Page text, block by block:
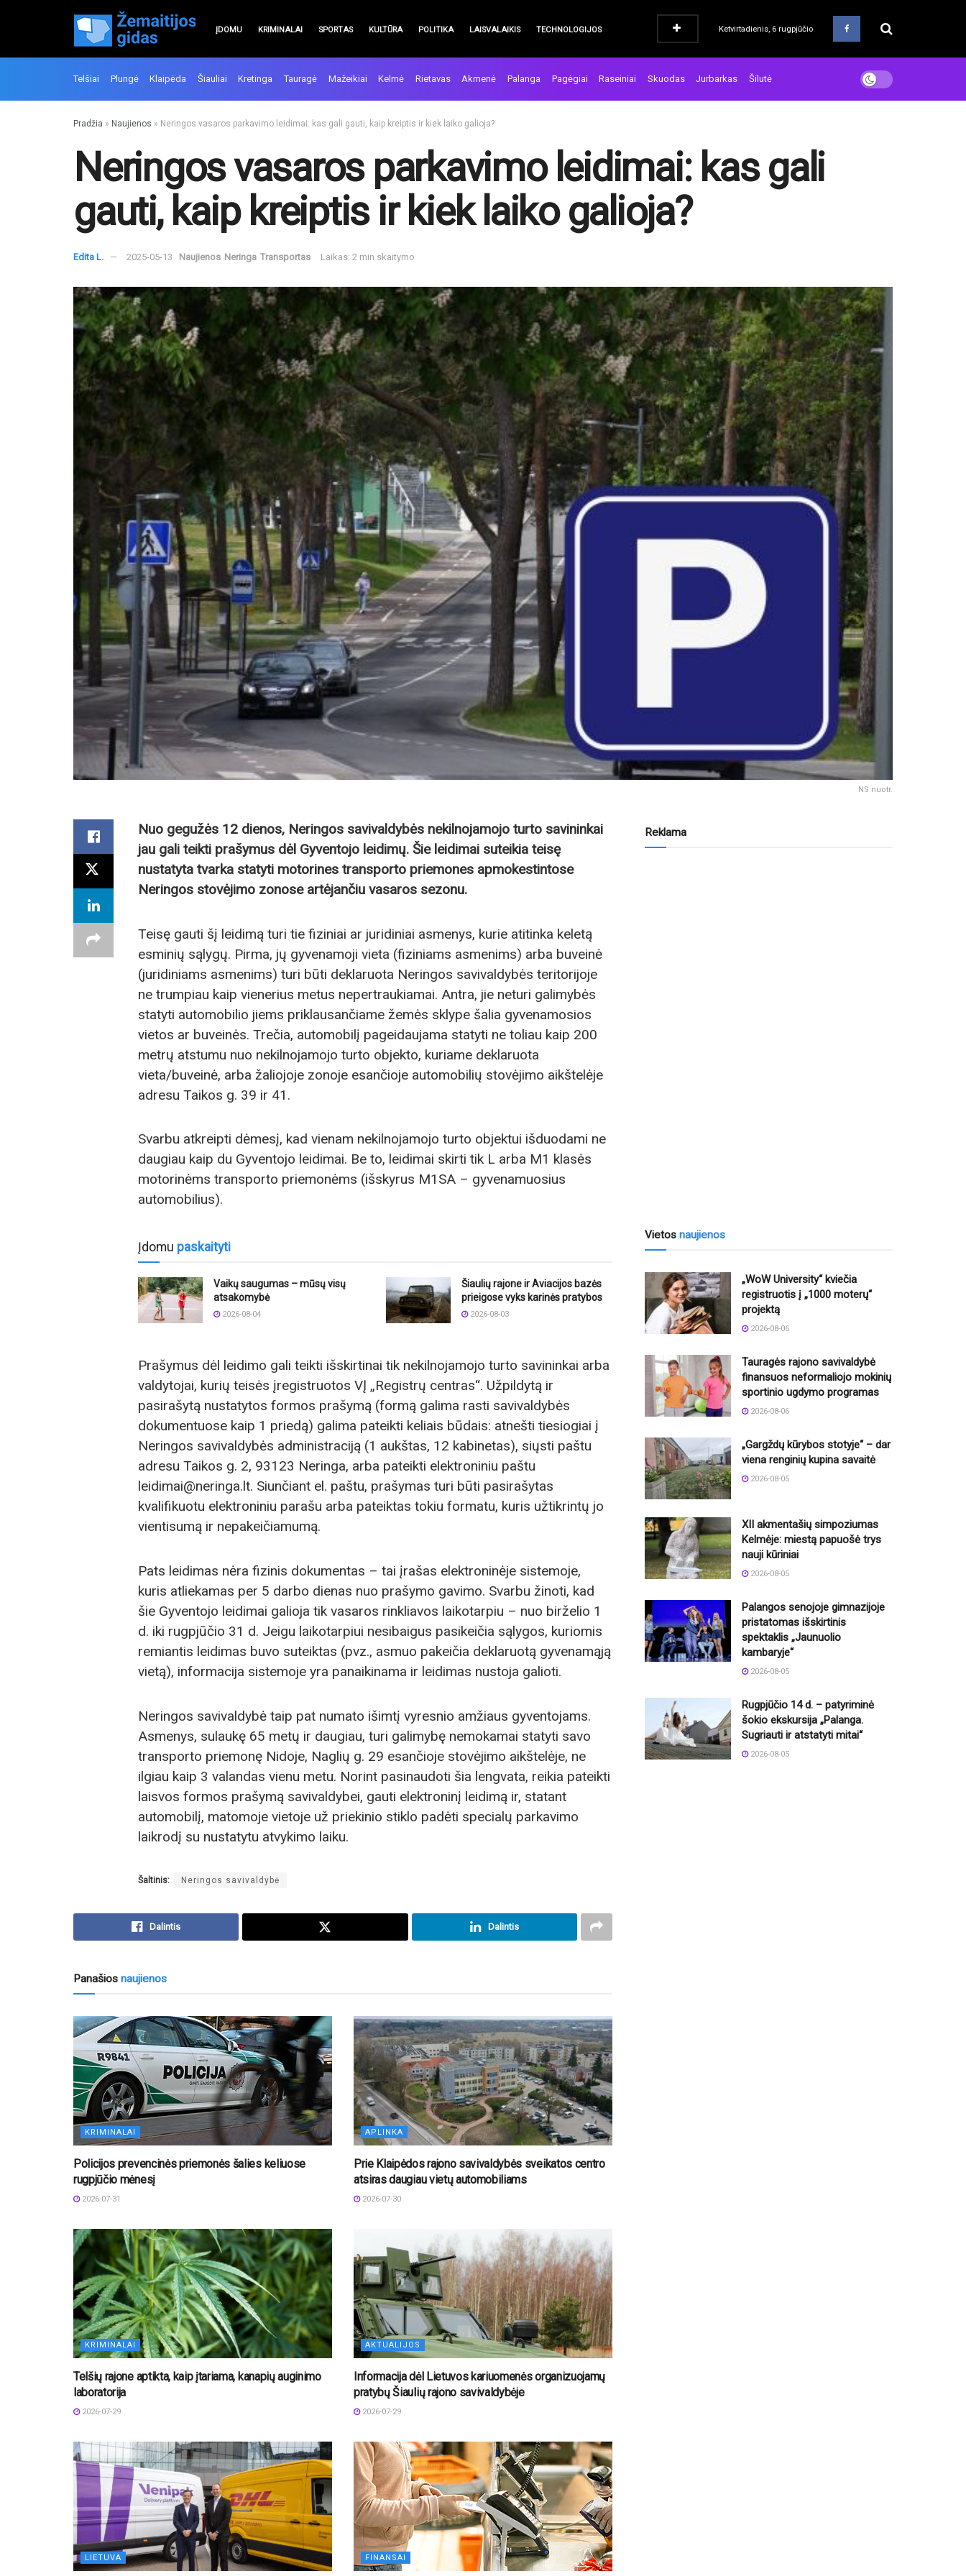
ĮDOMU KRIMINALAI SPORTAS KULTŪRA POLITIKA LAISVALAIKIS TECHNOLOGIJOS Ketvirtadienis, 6 rugpjūčio
Telšiai Plungė Klaipėda Šiauliai Kretinga Tauragė Mažeikiai Kelmė Rietavas Akmenė Palanga Pagėgiai Raseiniai Skuodas Jurbarkas Šilutė
Pradžia » Naujienos » Neringos vasaros parkavimo leidimai: kas gali gauti, kaip kreiptis ir kiek laiko galioja?
Neringos vasaros parkavimo leidimai: kas gali
gauti, kaip kreiptis ir kiek laiko galioja?
Edita L. 2025-05-13 Naujienos Neringa Transportas Laikas: 2 min skaitymo
NS nuotr.
Nuo gegužės 12 dienos, Neringos savivaldybės nekilnojamojo turto savininkai
jau gali teikti prašymus dėl Gyventojo leidimų. Šie leidimai suteikia teisę
nustatyta tvarka statyti motorines transporto priemones apmokestintose
Neringos stovėjimo zonose artėjančiu vasaros sezonu.
Teisę gauti šį leidimą turi tie fiziniai ar juridiniai asmenys, kurie atitinka keletą
esminių sąlygų. Pirma, jų gyvenamoji vieta (fiziniams asmenims) arba buveinė
(juridiniams asmenims) turi būti deklaruota Neringos savivaldybės teritorijoje
ne trumpiau kaip vienerius metus nepertraukiamai. Antra, jie neturi galimybės
statyti automobilio jiems priklausančiame žemės sklype šalia gyvenamosios
vietos ar buveinės. Trečia, automobilį pageidaujama statyti ne toliau kaip 200
metrų atstumu nuo nekilnojamojo turto objekto, kuriame deklaruota
vieta/buveinė, arba žaliojoje zonoje esančioje automobilių stovėjimo aikštelėje
adresu Taikos g. 39 ir 41.
Svarbu atkreipti dėmesį, kad vienam nekilnojamojo turto objektui išduodami ne
daugiau kaip du Gyventojo leidimai. Be to, leidimai skirti tik L arba M1 klasės
motorinėms transporto priemonėms (išskyrus M1SA – gyvenamuosius
automobilius).
Įdomu paskaityti
Vaikų saugumas – mūsų visų
atsakomybė
2026-08-04
Šiaulių rajone ir Aviacijos bazės
prieigose vyks karinės pratybos
2026-08-03
Prašymus dėl leidimo gali teikti išskirtinai tik nekilnojamojo turto savininkai arba
valdytojai, kurių teisės įregistruotos VĮ „Registrų centras“. Užpildytą ir
pasirašytą nustatytos formos prašymą (formą galima rasti savivaldybės
dokumentuose kaip 1 priedą) galima pateikti keliais būdais: atnešti tiesiogiai į
Neringos savivaldybės administraciją (1 aukštas, 12 kabinetas), siųsti paštu
adresu Taikos g. 2, 93123 Neringa, arba pateikti elektroniniu paštu
leidimai@neringa.lt. Siunčiant el. paštu, prašymas turi būti pasirašytas
kvalifikuotu elektroniniu parašu arba pateiktas tokiu formatu, kuris užtikrintų jo
vientisumą ir nepakeičiamumą.
Pats leidimas nėra fizinis dokumentas – tai įrašas elektroninėje sistemoje,
kuris atliekamas per 5 darbo dienas nuo prašymo gavimo. Svarbu žinoti, kad
šie Gyventojo leidimai galioja tik vasaros rinkliavos laikotarpiu – nuo birželio 1
d. iki rugpjūčio 31 d. Jeigu laikotarpiui nesibaigus pasikeičia sąlygos, kuriomis
remiantis leidimas buvo suteiktas (pvz., asmuo pakeičia deklaruotą gyvenamąją
vietą), informacija sistemoje yra panaikinama ir leidimas nustoja galioti.
Neringos savivaldybė taip pat numato išimtį vyresnio amžiaus gyventojams.
Asmenys, sulaukę 65 metų ir daugiau, turi galimybę nemokamai statyti savo
transporto priemonę Nidoje, Naglių g. 29 esančioje stovėjimo aikštelėje, ne
ilgiau kaip 3 valandas vienu metu. Norint pasinaudoti šia lengvata, reikia pateikti
laisvos formos prašymą savivaldybei, gauti elektroninį leidimą ir, statant
automobilį, matomoje vietoje už priekinio stiklo padėti specialų parkavimo
laikrodį su nustatytu atvykimo laiku.
Šaltinis: Neringos savivaldybė
Dalintis Dalintis
Panašios naujienos
KRIMINALAI
Policijos prevencinės priemonės šalies keliuose
rugpjūčio mėnesį
2026-07-31
APLINKA
Prie Klaipėdos rajono savivaldybės sveikatos centro
atsiras daugiau vietų automobiliams
2026-07-30
KRIMINALAI
Telšių rajone aptikta, kaip įtariama, kanapių auginimo
laboratorija
2026-07-29
AKTUALIJOS
Informacija dėl Lietuvos kariuomenės organizuojamų
pratybų Šiaulių rajono savivaldybėje
2026-07-29
LIETUVA FINANSAI
Reklama
Vietos naujienos
„WoW University“ kviečia
registruotis į „1000 moterų“
projektą
2026-08-06
Tauragės rajono savivaldybė
finansuos neformaliojo mokinių
sportinio ugdymo programas
2026-08-06
„Gargždų kūrybos stotyje“ – dar
viena renginių kupina savaitė
2026-08-05
XII akmentašių simpoziumas
Kelmėje: miestą papuošė trys
nauji kūriniai
2026-08-05
Palangos senojoje gimnazijoje
pristatomas išskirtinis
spektaklis „Jaunuolio
kambaryje“
2026-08-05
Rugpjūčio 14 d. – patyriminė
šokio ekskursija „Palanga.
Sugriauti ir atstatyti mitai“
2026-08-05